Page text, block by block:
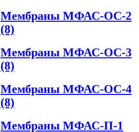
Мембраны МФАС-ОС-2
(8)
Мембраны МФАС-ОС-3
(8)
Мембраны МФАС-ОС-4
(8)
Мембраны МФАС-П-1